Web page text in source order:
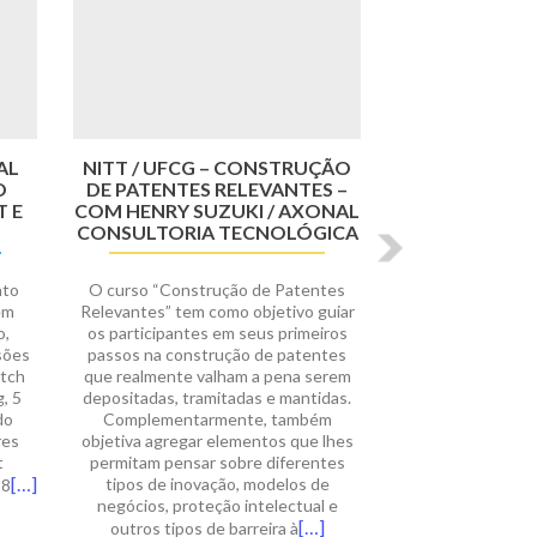
E
5
[…]
NITT / UFCG – CONSTRUÇÃO
DE PATENTES RELEVANTES –
COM HENRY SUZUKI / AXONAL
CONSULTORIA TECNOLÓGICA
O curso “Construção de Patentes
Relevantes” tem como objetivo guiar
os participantes em seus primeiros
passos na construção de patentes
que realmente valham a pena serem
depositadas, tramitadas e mantidas.
Complementarmente, também
objetiva agregar elementos que lhes
permitam pensar sobre diferentes
tipos de inovação, modelos de
negócios, proteção intelectual e
outros tipos de barreira à[…]